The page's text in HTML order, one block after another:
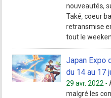
nouveautés,
Také, coeur
retransmise
tout le
Japan Expo
du 14 au 17
29 avr. 2022 -
malgré les